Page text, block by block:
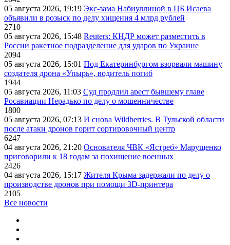
05 августа 2026, 19:19 Экс-зама Набиуллиной в ЦБ Исаева
объявили в розыск по делу хищения 4 млрд рублей
2710
05 августа 2026, 15:48 Reuters: КНДР может разместить в
России ракетное подразделение для ударов по Украине
2094
05 августа 2026, 15:01 Под Екатеринбургом взорвали машину
создателя дрона «Упырь», водитель погиб
1944
05 августа 2026, 11:03 Суд продлил арест бывшему главе
Росавиации Нерадько по делу о мошенничестве
1800
05 августа 2026, 07:13 И снова Wildberries. В Тульской области
после атаки дронов горит сортировочный центр
6247
04 августа 2026, 21:20 Основателя ЧВК «Ястреб» Марущенко
приговорили к 18 годам за похищение военных
2426
04 августа 2026, 15:17 Жителя Крыма задержали по делу о
производстве дронов при помощи 3D‑принтера
2105
Все новости